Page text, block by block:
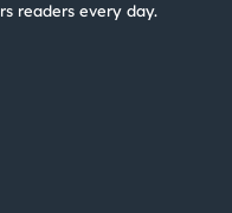
readers every day.